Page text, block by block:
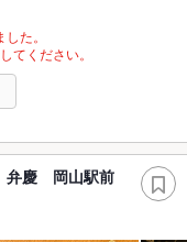
た。
てください。
慶 岡山駅前